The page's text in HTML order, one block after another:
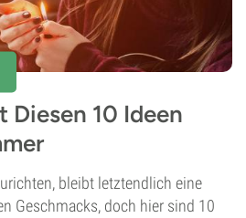
Diesen 10 Ideen
bleibt letztendlich eine
Geschmacks, doch hier sind 10